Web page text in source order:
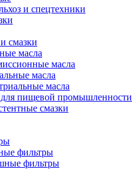
и спецтехники
смазки
масла
масла
масла
масла
пищевой промышленности
смазки
фильтры
фильтры